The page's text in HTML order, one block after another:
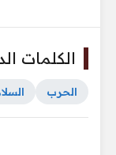
الكلمات
الحرب